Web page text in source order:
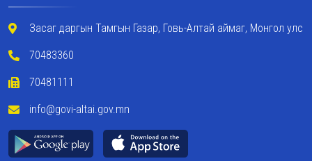
Засаг даргын Тамгын Газар, Говь-Алтай аймаг, Монгол улс
70483360
70481111
info@govi-altai.gov.mn